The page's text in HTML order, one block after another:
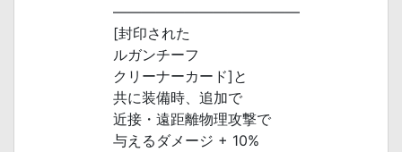
―――――――――――――
[封印された
ルガンチーフ
クリーナーカード]と
共に装備時、追加で
近接・遠距離物理攻撃で
与えるダメージ + 10%